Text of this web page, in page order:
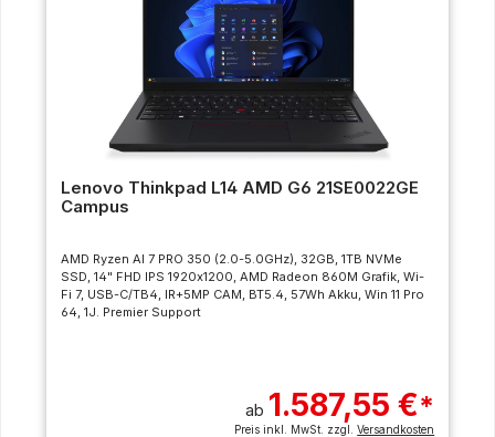
Lenovo Thinkpad L14 AMD G6 21SE0022GE
Campus
AMD Ryzen AI 7 PRO 350 (2.0-5.0GHz), 32GB, 1TB NVMe
SSD, 14" FHD IPS 1920x1200, AMD Radeon 860M Grafik, Wi-
Fi 7, USB-C/TB4, IR+5MP CAM, BT5.4, 57Wh Akku, Win 11 Pro
64, 1J. Premier Support
ab 1.587,55 €*
Preis inkl. MwSt. zzgl.Versandkosten